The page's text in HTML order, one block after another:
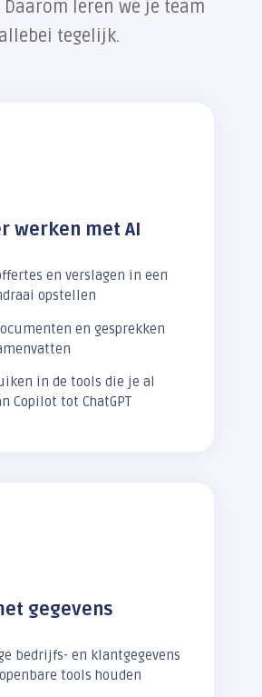
Daarom leren we je team
allebei tegelijk.
werken met AI
en verslagen in een
opstellen
en gesprekken
in de tools die je al
Copilot tot ChatGPT
gegevens
bedrijfs- en klantgegevens
tools houden